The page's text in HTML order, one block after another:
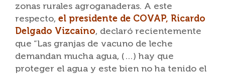
zonas rurales agroganaderas. A este
respecto, el presidente de COVAP, Ricardo
Delgado Vizcaíno, declaró recientemente
que “Las granjas de vacuno de leche
demandan mucha agua, (…) hay que
proteger el agua y este bien no ha tenido el